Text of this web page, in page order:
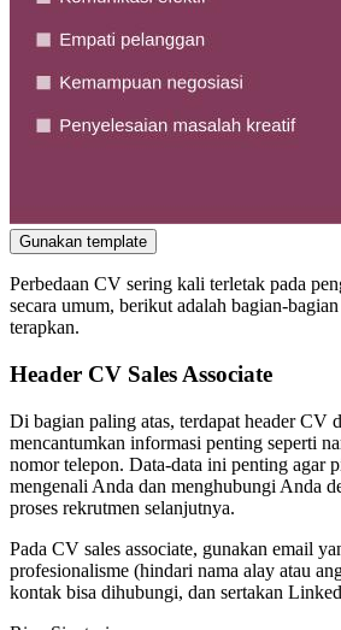
Gunakan template
Perbedaan CV sering kali terletak pada
secara umum, berikut adalah bagian-
terapkan.
Header CV Sales Associate
Di bagian paling atas, terdapat header CV
mencantumkan informasi penting seperti
nomor telepon. Data-data ini penting agar
mengenali Anda dan menghubungi Anda
proses rekrutmen selanjutnya.
Pada CV sales associate, gunakan email
profesionalisme (hindari nama alay atau
kontak bisa dihubungi, dan sertakan